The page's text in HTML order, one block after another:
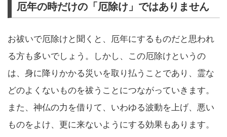
厄年の時だけの「厄除け」ではありません
お祓いで厄除けと聞くと、厄年にするものだと思われ
る方も多いでしょう。しかし、この厄除けというの
は、身に降りかかる災いを取り払うことであり、霊な
どのよくないものを祓うことにつながっていきます。
また、神仏の力を借りて、いわゆる波動を上げ、悪い
ものをよけ、更に来ないようにする効果もあります。